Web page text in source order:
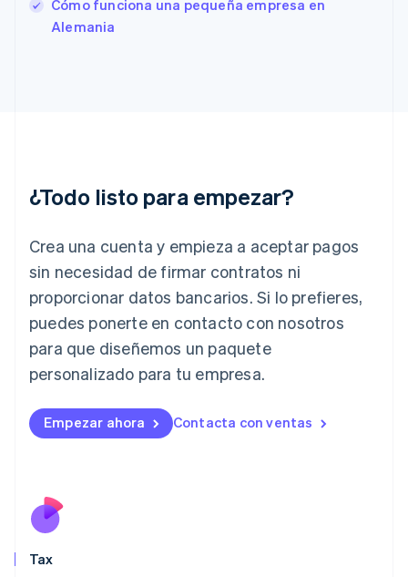
Cómo funciona una pequeña empresa en
Alemania
¿Todo listo para empezar?
Crea una cuenta y empieza a aceptar pagos
sin necesidad de firmar contratos ni
proporcionar datos bancarios. Si lo prefieres,
puedes ponerte en contacto con nosotros
para que diseñemos un paquete
personalizado para tu empresa.
Empezar ahora Contacta con ventas
Tax
Estonia
English
Hungría
English
Irlanda
Italia
ItalianoEnglish
Japón
English
Letonia
Liechtenstein
DeutschEnglish
Français
Malasia